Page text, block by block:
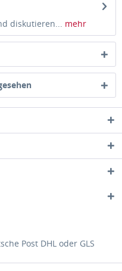
diskutieren... mehr
Post DHL oder GLS